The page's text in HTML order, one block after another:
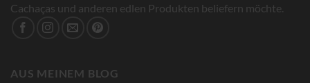
Cachaças und anderen edlen Produkten beliefern möchte.
AUS MEINEM BLOG